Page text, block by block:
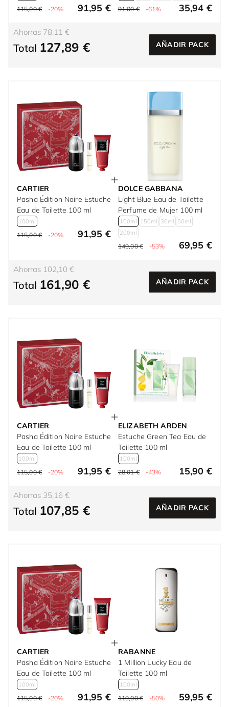
115,00 € -20% 91,95 € 91,00 € -61% 35,94 €
Ahorras 78,11 €
Total 127,89 € AÑADIR PACK
CARTIER
Pasha Édition Noire Estuche
Eau de Toilette 100 ml
100ml
115,00 € -20% 91,95 €
DOLCE GABBANA
Light Blue Eau de Toilette
Perfume de Mujer 100 ml
100ml 150ml 30ml 50ml
200ml
149,00 € -53% 69,95 €
Ahorras 102,10 €
Total 161,90 € AÑADIR PACK
CARTIER
Pasha Édition Noire Estuche
Eau de Toilette 100 ml
100ml
115,00 € -20% 91,95 €
ELIZABETH ARDEN
Estuche Green Tea Eau de
Toilette 100 ml
100ml
28,01 € -43% 15,90 €
Ahorras 35,16 €
Total 107,85 € AÑADIR PACK
CARTIER
Pasha Édition Noire Estuche
Eau de Toilette 100 ml
100ml
115,00 € -20% 91,95 €
RABANNE
1 Million Lucky Eau de
Toilette 100 ml
100ml
119,00 € -50% 59,95 €